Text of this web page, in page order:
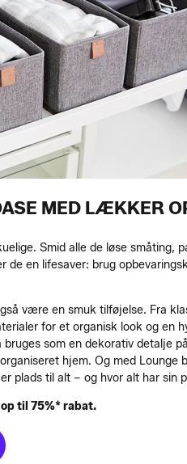
MED LÆKKER
Smid alle de løse småting,
en lifesaver: brug
være en smuk tilføjelse. Fra
for et organisk look og en
som en dekorativ detalje
hjem. Og med Lounge
plads til alt – og hvor alt har sin
til 75%* rabat.